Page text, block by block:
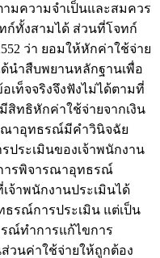
มความจำเป็นและสมควร
ก์ทั้งสามได้ ส่วนที่โจทก์
ว่า ยอมให้หักค่าใช้จ่าย
นำสืบพยานหลักฐานเพื่อ
ท็จจริงจึงฟังไม่ได้ตามที่
สิทธิหักค่าใช้จ่ายจากเงิน
ณาอุทธรณ์มีคำวินิจฉัย
ระเมินของเจ้าพนักงาน
ารพิจารณาอุทธรณ์
จ้าพนักงานประเมินได้
รณ์การประเมิน แต่เป็น
ณ์ทำการแก้ไขการ
วนค่าใช้จ่ายให้ถูกต้อง